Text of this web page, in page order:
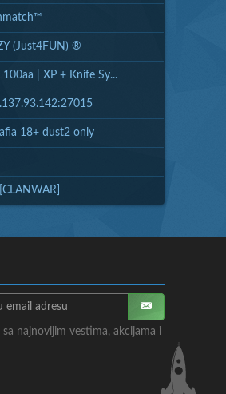
(Just4FUN) ®
100aa | XP + Knife Sy...
18+ dust2 only
najnovijim vestima, akcijama i